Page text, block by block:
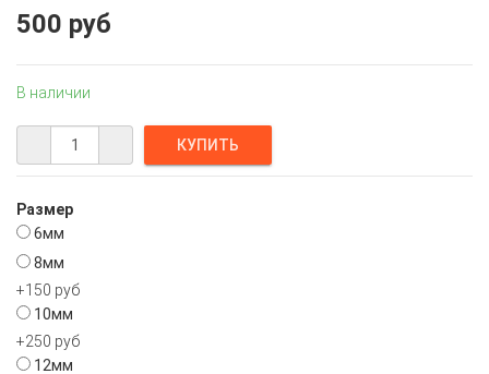
500 руб
В наличии
Размер
6мм
8мм
+150 руб
10мм
+250 руб
12мм